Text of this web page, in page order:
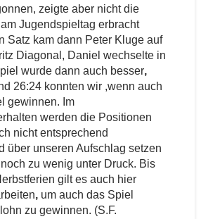
zeigte aber nicht die
Jugendspieltag erbracht
Satz kam dann Peter Kluge auf
Diagonal, Daniel wechselte in
wurde dann auch besser,
26:24 konnten wir ,wenn auch
gewinnen. Im
werden die Positionen
nicht entsprechend
über unseren Aufschlag setzen
zu wenig unter Druck. Bis
gilt es auch hier
, um auch das Spiel
zu gewinnen. (S.F.